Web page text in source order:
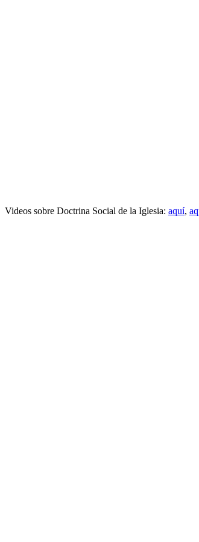
Videos sobre Doctrina Social de la Iglesia: aquí,